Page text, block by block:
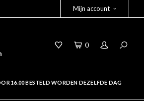
Mijn account
0
16.00 BESTELD WORDEN DEZELFDE DAG